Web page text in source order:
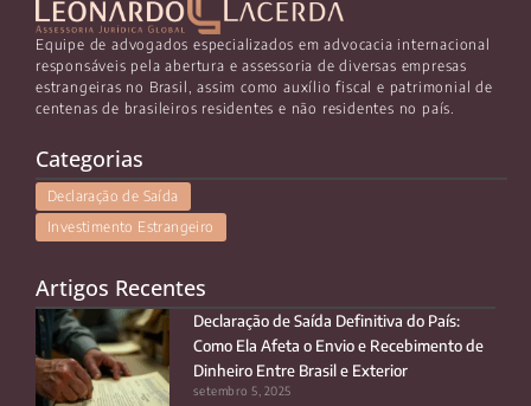
Equipe de advogados especializados em advocacia internacional
responsáveis pela abertura e assessoria de diversas empresas
estrangeiras no Brasil, assim como auxílio fiscal e patrimonial de
centenas de brasileiros residentes e não residentes no país.
Categorias
Declaração de Saída
Investimento Estrangeiro
Artigos Recentes
Declaração de Saída Definitiva do País:
Como Ela Afeta o Envio e Recebimento de
Dinheiro Entre Brasil e Exterior
setembro 5, 2025